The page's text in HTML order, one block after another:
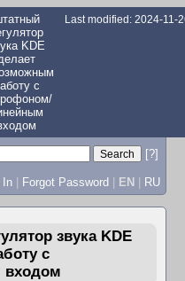
KDE
с
Last modified: 2024-11-
[?]
In | Forgot Password | EN | RU
звука KDE
с